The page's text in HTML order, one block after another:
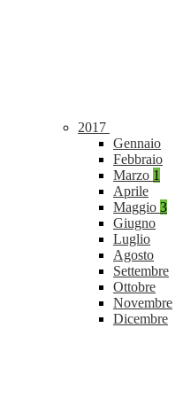
2017
Gennaio
Febbraio
Marzo 1
Aprile
Maggio 3
Giugno
Luglio
Agosto
Settembre
Ottobre
Novembre
Dicembre